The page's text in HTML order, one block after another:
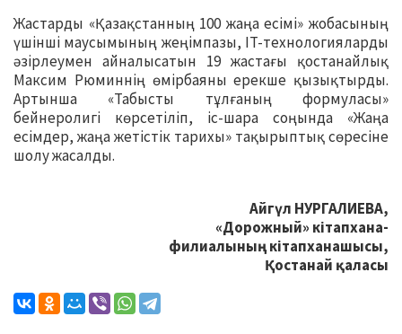
Жастарды «Қазақстанның 100 жаңа есімі» жобасының
үшінші маусымының жеңімпазы, IT-технологияларды
әзірлеумен айналысатын 19 жастағы қостанайлық
Максим Рюминнің өмірбаяны ерекше қызықтырды.
Артынша «Табысты тұлғаның формуласы»
бейнеролигі көрсетіліп, іс-шара соңында «Жаңа
есімдер, жаңа жетістік тарихы» тақырыптық сөресіне
шолу жасалды.
Айгүл НУРГАЛИЕВА,
«Дорожный» кітапхана-
филиалының кітапханашысы,
Қостанай қаласы